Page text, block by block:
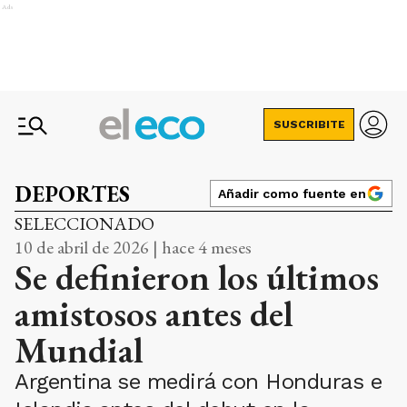
Ads
SUSCRIBITE
DEPORTES Añadir como fuente en
SELECCIONADO
10 de abril de 2026 | hace 4 meses
Se definieron los últimos
amistosos antes del
Mundial
Argentina se medirá con Honduras e